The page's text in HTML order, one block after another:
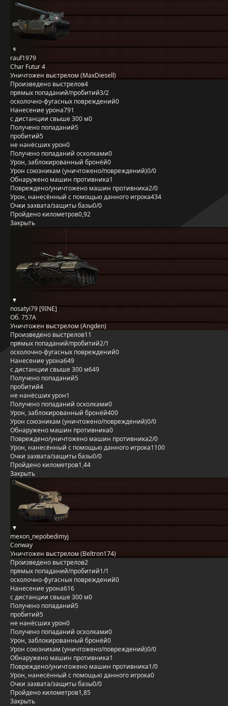
rauf1979
Char Futur 4
Уничтожен выстрелом (MaxDiesell)
Произведено выстрелов4
прямых попаданий/пробитий3/2
осколочно-фугасных повреждений0
Нанесение урона791
с дистанции свыше 300 м0
Получено попаданий5
пробитий5
не нанёсших урон0
Получено попаданий осколками0
Урон, заблокированный бронёй0
Урон союзникам (уничтожено/повреждений)0/0
Обнаружено машин противника1
Повреждено/уничтожено машин противника2/0
Урон, нанесённый с помощью данного игрока434
Очки захвата/защиты базы0/0
Пройдено километров0,92
Закрыть
nosatyi79 [9INE]
Об. 757А
Уничтожен выстрелом (Angden)
Произведено выстрелов11
прямых попаданий/пробитий2/1
осколочно-фугасных повреждений0
Нанесение урона649
с дистанции свыше 300 м649
Получено попаданий5
пробитий4
не нанёсших урон1
Получено попаданий осколками0
Урон, заблокированный бронёй400
Урон союзникам (уничтожено/повреждений)0/0
Обнаружено машин противника0
Повреждено/уничтожено машин противника2/0
Урон, нанесённый с помощью данного игрока1100
Очки захвата/защиты базы0/0
Пройдено километров1,44
Закрыть
mexon_nepobedimyj
Conway
Уничтожен выстрелом (Beltron174)
Произведено выстрелов2
прямых попаданий/пробитий1/1
осколочно-фугасных повреждений0
Нанесение урона616
с дистанции свыше 300 м0
Получено попаданий5
пробитий5
не нанёсших урон0
Получено попаданий осколками0
Урон, заблокированный бронёй0
Урон союзникам (уничтожено/повреждений)0/0
Обнаружено машин противника1
Повреждено/уничтожено машин противника1/0
Урон, нанесённый с помощью данного игрока0
Очки захвата/защиты базы0/0
Пройдено километров1,85
Закрыть